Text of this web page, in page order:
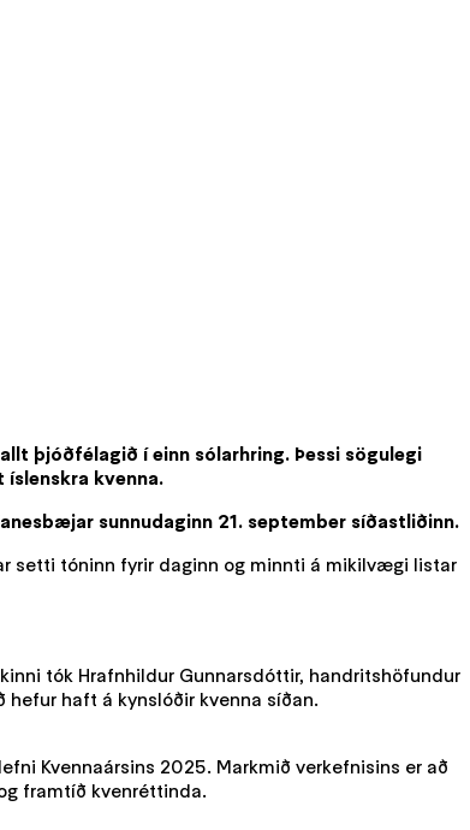
þjóðfélagið í einn sólarhring. Þessi sögulegi
kvenna.
sunnudaginn 21. september síðastliðinn.
setti tóninn fyrir daginn og minnti á mikilvægi listar
tók Hrafnhildur Gunnarsdóttir, handritshöfundur
haft á kynslóðir kvenna síðan.
Kvennaársins 2025. Markmið verkefnisins er að
framtíð kvenréttinda.